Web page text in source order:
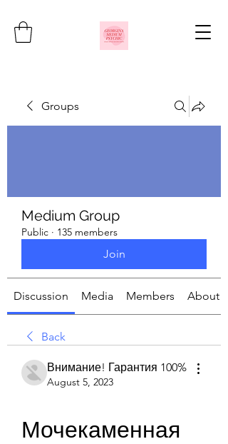
Groups
Medium Group
Public · 135 members
Join
Discussion Media Members About
Back
Внимание! Гарантия 100%
August 5, 2023
Мочекаменная